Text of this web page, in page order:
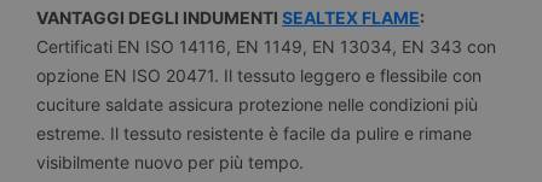
VANTAGGI DEGLI INDUMENTI SEALTEX FLAME:
Certificati EN ISO 14116, EN 1149, EN 13034, EN 343 con
opzione EN ISO 20471. Il tessuto leggero e flessibile con
cuciture saldate assicura protezione nelle condizioni più
estreme. Il tessuto resistente è facile da pulire e rimane
visibilmente nuovo per più tempo.